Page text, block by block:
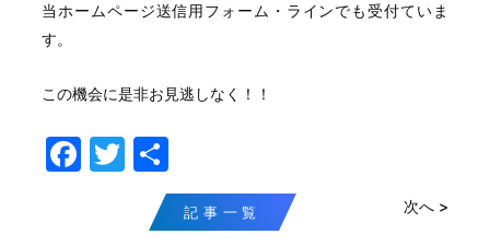
当ホームページ送信用フォーム・ラインでも受付ていま
す。
この機会に是非お見逃しなく！！
F
T
itt
有
次へ >
記事一覧